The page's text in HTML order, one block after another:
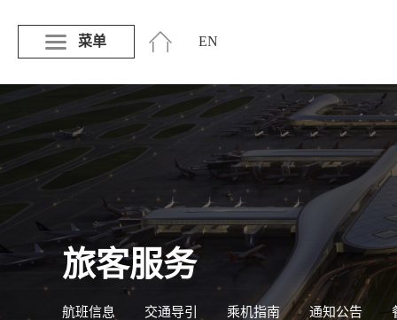
菜单 EN
旅客服务
航班信息 交通导引 乘机指南 通知公告